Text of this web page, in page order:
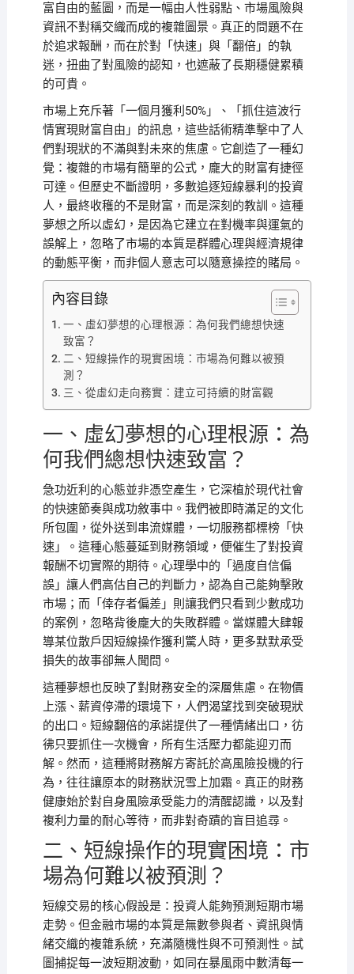
富自由的藍圖，而是一幅由人性弱點、市場風險與
資訊不對稱交織而成的複雜圖景。真正的問題不在
於追求報酬，而在於對「快速」與「翻倍」的執
迷，扭曲了對風險的認知，也遮蔽了長期穩健累積
的可貴。
市場上充斥著「一個月獲利50%」、「抓住這波行
情實現財富自由」的訊息，這些話術精準擊中了人
們對現狀的不滿與對未來的焦慮。它創造了一種幻
覺：複雜的市場有簡單的公式，龐大的財富有捷徑
可達。但歷史不斷證明，多數追逐短線暴利的投資
人，最終收穫的不是財富，而是深刻的教訓。這種
夢想之所以虛幻，是因為它建立在對機率與運氣的
誤解上，忽略了市場的本質是群體心理與經濟規律
的動態平衡，而非個人意志可以隨意操控的賭局。
內容目錄
一、虛幻夢想的心理根源：為何我們總想快速
致富？
二、短線操作的現實困境：市場為何難以被預
測？
三、從虛幻走向務實：建立可持續的財富觀
一、虛幻夢想的心理根源：為
何我們總想快速致富？
急功近利的心態並非憑空產生，它深植於現代社會
的快速節奏與成功敘事中。我們被即時滿足的文化
所包圍，從外送到串流媒體，一切服務都標榜「快
速」。這種心態蔓延到財務領域，便催生了對投資
報酬不切實際的期待。心理學中的「過度自信偏
誤」讓人們高估自己的判斷力，認為自己能夠擊敗
市場；而「倖存者偏差」則讓我們只看到少數成功
的案例，忽略背後龐大的失敗群體。當媒體大肆報
導某位散戶因短線操作獲利驚人時，更多默默承受
損失的故事卻無人聞問。
這種夢想也反映了對財務安全的深層焦慮。在物價
上漲、薪資停滯的環境下，人們渴望找到突破現狀
的出口。短線翻倍的承諾提供了一種情緒出口，彷
彿只要抓住一次機會，所有生活壓力都能迎刃而
解。然而，這種將財務解方寄託於高風險投機的行
為，往往讓原本的財務狀況雪上加霜。真正的財務
健康始於對自身風險承受能力的清醒認識，以及對
複利力量的耐心等待，而非對奇蹟的盲目追尋。
二、短線操作的現實困境：市
場為何難以被預測？
短線交易的核心假設是：投資人能夠預測短期市場
走勢。但金融市場的本質是無數參與者、資訊與情
緒交織的複雜系統，充滿隨機性與不可預測性。試
圖捕捉每一波短期波動，如同在暴風雨中數清每一